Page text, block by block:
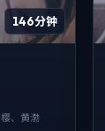
146分钟
樱、黄渤